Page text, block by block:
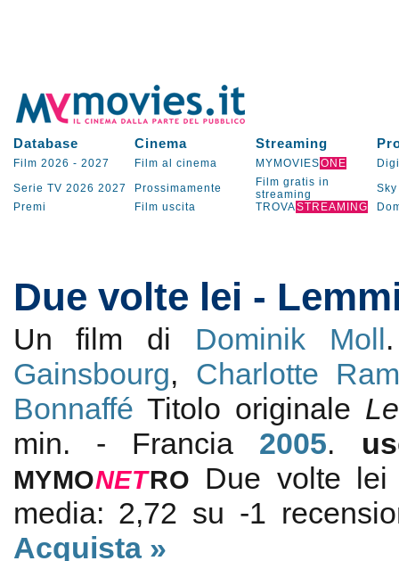
Database Cinema Streaming
Film 2026 - 2027 Film al cinema MYMOVIESONE
Serie TV 2026 2027 Prossimamente
Film gratis in
streaming
Sky
Premi
Film uscita TROVASTREAMING
Due volte lei -
Un film di Dominik Moll
Gainsbourg, Charlotte
Bonnaffé Titolo originale
min. - Francia 2005.
MYMONETRO
Due volte lei
media: 2,72 su -1
Acquista »